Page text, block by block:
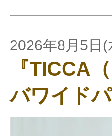
2026年8月5日(
『TICCA
バワイド